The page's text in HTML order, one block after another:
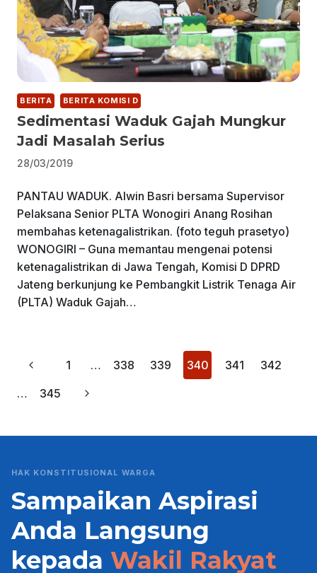
BERITA BERITA KOMISI D
Sedimentasi Waduk Gajah Mungkur
Jadi Masalah Serius
28/03/2019
PANTAU WADUK. Alwin Basri bersama Supervisor
Pelaksana Senior PLTA Wonogiri Anang Rosihan
membahas ketenagalistrikan. (foto teguh prasetyo)
WONOGIRI – Guna memantau mengenai potensi
ketenagalistrikan di Jawa Tengah, Komisi D DPRD
Jateng berkunjung ke Pembangkit Listrik Tenaga Air
(PLTA) Waduk Gajah…
Page
navigation
Previous
Page
1 … 338 339 340 341
342
…
345
Next
HAK KONSTITUSIONAL WARGA
Sampaikan Aspirasi
Anda Langsung
kepada Wakil Rakyat